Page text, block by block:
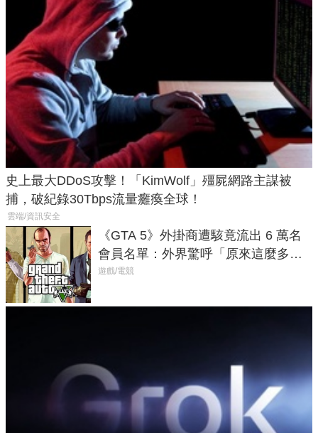
史上最大DDoS攻擊！「KimWolf」殭屍網路主謀被
捕，破紀錄30Tbps流量癱瘓全球！
雲端/資訊安全
《GTA 5》外掛商遭駭竟流出 6 萬名
會員名單：外界驚呼「原來這麼多人
在開掛！」
遊戲/電競